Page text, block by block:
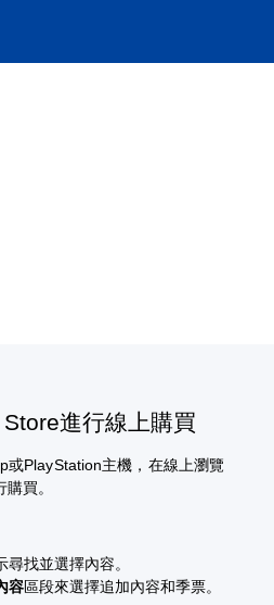
進行線上購買
PlayStation主機，在線上瀏覽
買。
找並選擇內容。
容區段來選擇追加內容和季票。